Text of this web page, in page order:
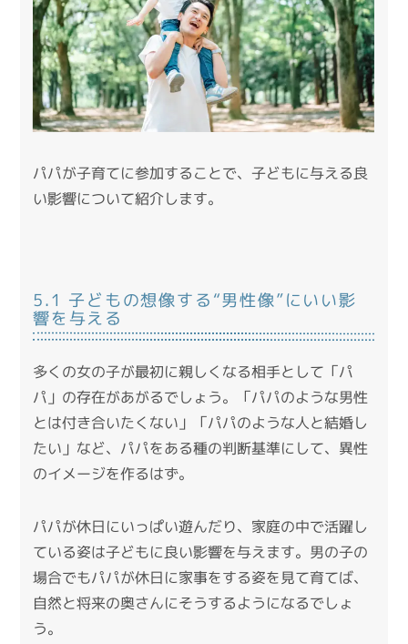
パパが子育てに参加することで、子どもに与える良
い影響について紹介します。
5.1 子どもの想像する“男性像”にいい影
響を与える
多くの女の子が最初に親しくなる相手として「パ
パ」の存在があがるでしょう。「パパのような男性
とは付き合いたくない」「パパのような人と結婚し
たい」など、パパをある種の判断基準にして、異性
のイメージを作るはず。
パパが休日にいっぱい遊んだり、家庭の中で活躍し
ている姿は子どもに良い影響を与えます。男の子の
場合でもパパが休日に家事をする姿を見て育てば、
自然と将来の奥さんにそうするようになるでしょ
う。